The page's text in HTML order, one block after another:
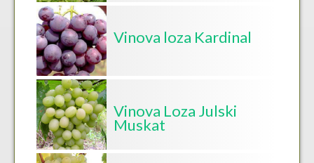
Vinova loza Kardinal
Vinova Loza Julski
Muskat